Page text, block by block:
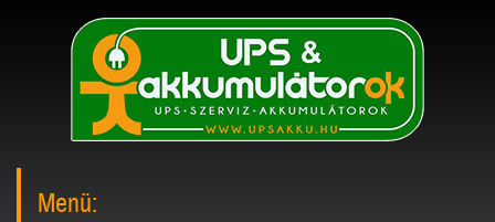
Menü: